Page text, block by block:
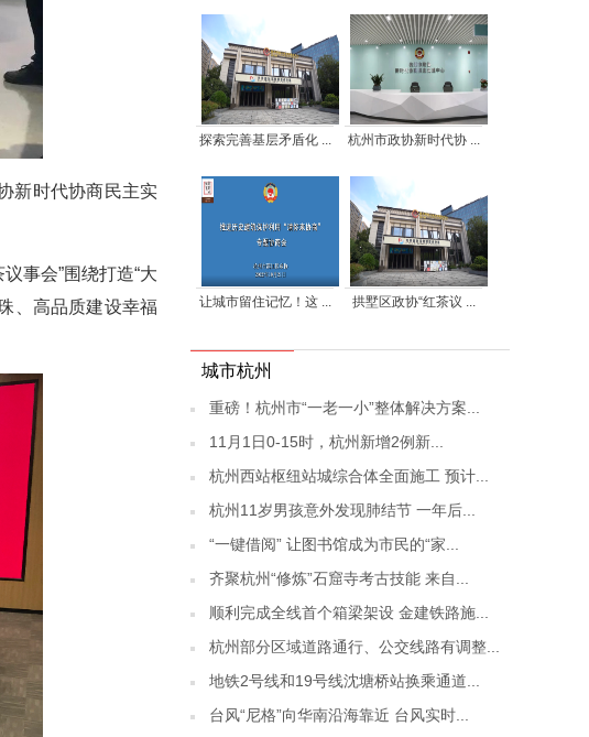
新时代协商民主实
事会”围绕打造“大
、高品质建设幸福
探索完善基层矛盾化 ... 杭州市政协新时代协 ...
让城市留住记忆！这 ... 拱墅区政协“红茶议 ...
城市杭州
重磅！杭州市“一老一小”整体解决方案...
11月1日0-15时，杭州新增2例新...
杭州西站枢纽站城综合体全面施工 预计...
杭州11岁男孩意外发现肺结节 一年后...
“一键借阅” 让图书馆成为市民的“家...
齐聚杭州“修炼”石窟寺考古技能 来自...
顺利完成全线首个箱梁架设 金建铁路施...
杭州部分区域道路通行、公交线路有调整...
地铁2号线和19号线沈塘桥站换乘通道...
台风“尼格”向华南沿海靠近 台风实时...